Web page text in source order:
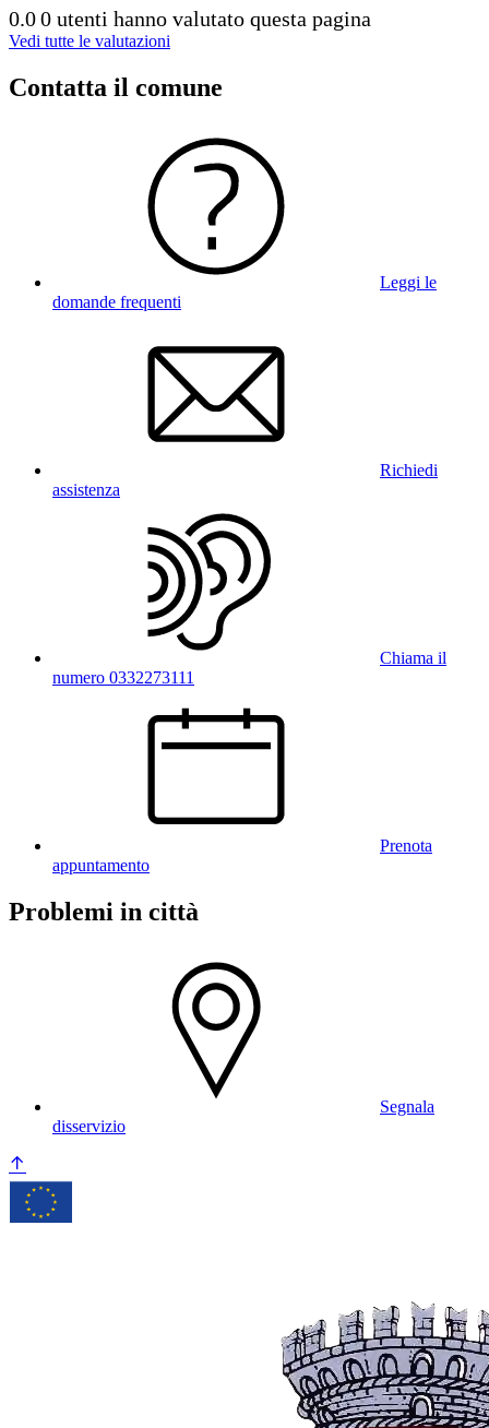
0.00 utenti hanno valutato questa pagina
Vedi tutte le valutazioni
Contatta il comune
Leggi le
domande frequenti
Richiedi
assistenza
Chiama il
numero 0332273111
Prenota
appuntamento
Problemi in città
Segnala
disservizio